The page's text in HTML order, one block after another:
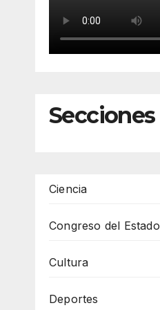
Secciones
Ciencia
Congreso del Estado
Cultura
Deportes